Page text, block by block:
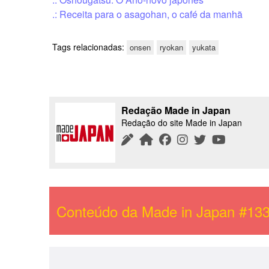
.: Receita para o asagohan, o café da manhã
Tags relacionadas: onsen ryokan yukata
Redação Made in Japan
Redação do site Made in Japan
Conteúdo da Made in Japan